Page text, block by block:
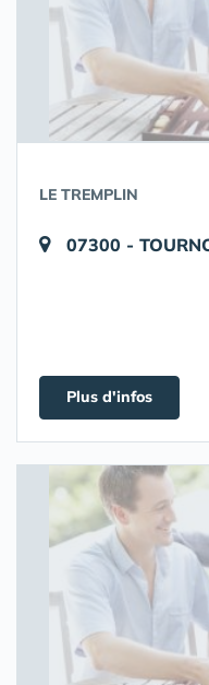
LE TREMPLIN
07300 -
Plus d'infos